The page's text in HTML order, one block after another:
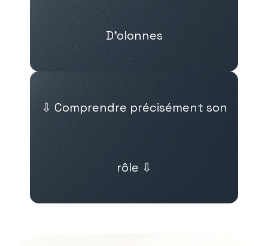
D’olonnes
⇩ Comprendre précisément son
rôle ⇩